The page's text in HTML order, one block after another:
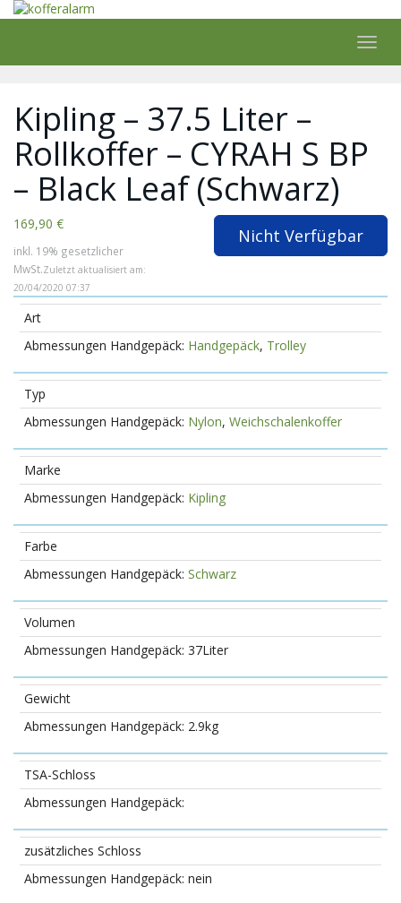
Skip
content
Kipling – 37.5 Liter –
Rollkoffer – CYRAH S BP
– Black Leaf (Schwarz)
169,90 €
inkl. 19% gesetzlicher
MwSt.Zuletzt aktualisiert am:
20/04/2020 07:37
Nicht Verfügbar
Art
Handgepäck, Trolley
Typ
Nylon, Weichschalenkoffer
Marke
Kipling
Farbe
Schwarz
Volumen
37Liter
Gewicht
2.9kg
TSA-Schloss
zusätzliches Schloss
nein